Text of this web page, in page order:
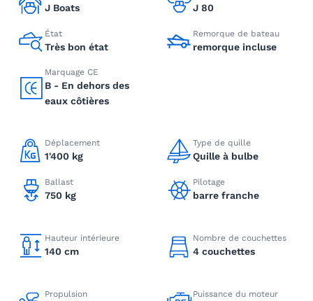
J Boats J 80
État
Très bon état
Remorque de bateau
remorque incluse
Marquage CE
B - En dehors des
eaux côtières
Déplacement
1'400 kg
Type de quille
Quille à bulbe
Ballast
750 kg
Pilotage
barre franche
Hauteur intérieure
140 cm
Nombre de couchettes
4 couchettes
Propulsion Puissance du moteur